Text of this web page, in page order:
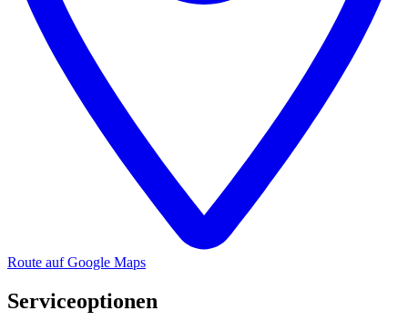
Route auf Google Maps
Serviceoptionen